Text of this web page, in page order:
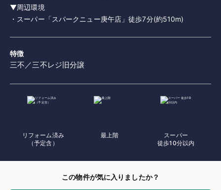
▼周辺環境
特徴
三不／三不レジ旧分譲
リフォーム済み
（予定含）
最上階
スーパー
徒歩10分以内
この物件が気に入りましたか？